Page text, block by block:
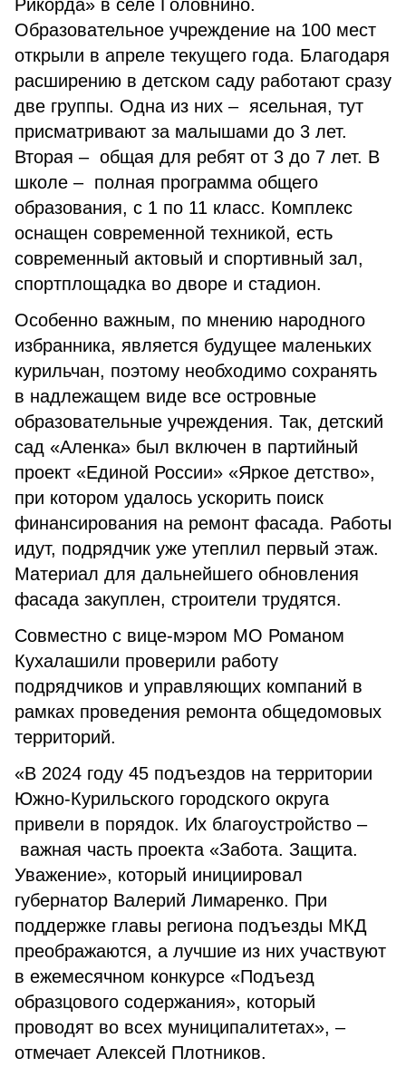
Рикорда» в селе Головнино.
Образовательное учреждение на 100 мест
открыли в апреле текущего года. Благодаря
расширению в детском саду работают сразу
две группы. Одна из них – ясельная, тут
присматривают за малышами до 3 лет.
Вторая – общая для ребят от 3 до 7 лет. В
школе – полная программа общего
образования, с 1 по 11 класс. Комплекс
оснащен современной техникой, есть
современный актовый и спортивный зал,
спортплощадка во дворе и стадион.
Особенно важным, по мнению народного
избранника, является будущее маленьких
курильчан, поэтому необходимо сохранять
в надлежащем виде все островные
образовательные учреждения. Так, детский
сад «Аленка» был включен в партийный
проект «Единой России» «Яркое детство»,
при котором удалось ускорить поиск
финансирования на ремонт фасада. Работы
идут, подрядчик уже утеплил первый этаж.
Материал для дальнейшего обновления
фасада закуплен, строители трудятся.
Совместно с вице-мэром МО Романом
Кухалашили проверили работу
подрядчиков и управляющих компаний в
рамках проведения ремонта общедомовых
территорий.
«В 2024 году 45 подъездов на территории
Южно-Курильского городского округа
привели в порядок. Их благоустройство –
важная часть проекта «Забота. Защита.
Уважение», который инициировал
губернатор Валерий Лимаренко. При
поддержке главы региона подъезды МКД
преображаются, а лучшие из них участвуют
в ежемесячном конкурсе «Подъезд
образцового содержания», который
проводят во всех муниципалитетах», –
отмечает Алексей Плотников.